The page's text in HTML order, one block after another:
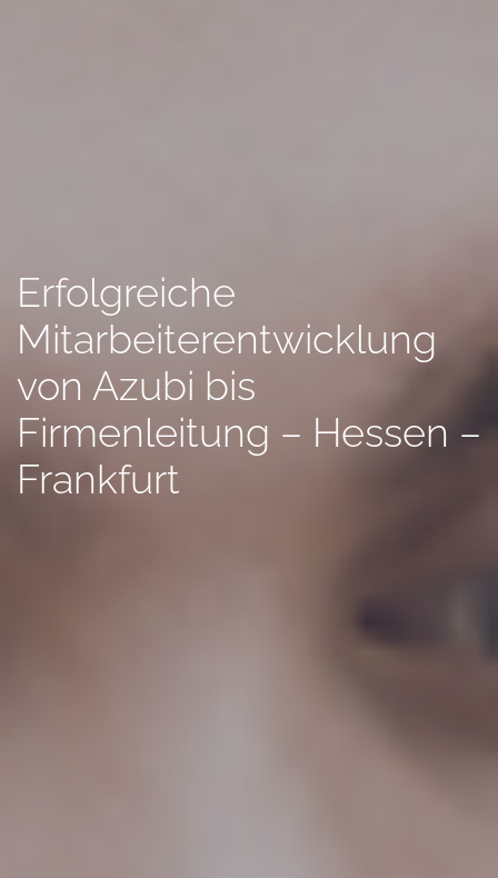
Erfolgreiche
Mitarbeiterentwicklung
von Azubi bis
Firmenleitung – Hessen –
Frankfurt